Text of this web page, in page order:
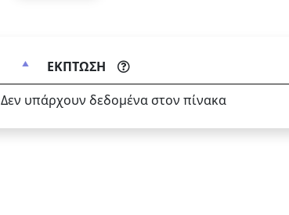
ΕΚΠΤΩΣΗ
Δεν υπάρχουν δεδομένα στον πίνακα